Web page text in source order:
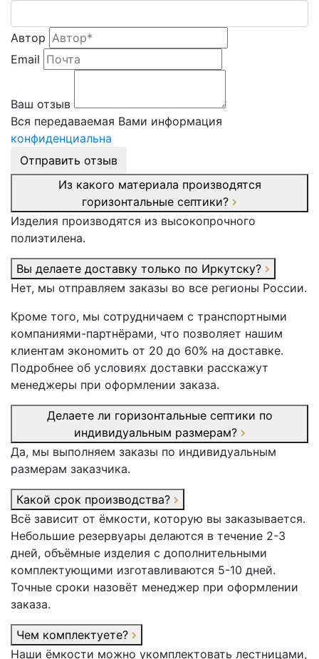
Автор
Email
Ваш отзыв
Вся передаваемая Вами информация
конфиденциальна
Отправить отзыв
Из какого материала производятся
горизонтальные септики?
Изделия производятся из высокопрочного
полиэтилена.
Вы делаете доставку только по Иркутску?
Нет, мы отправляем заказы во все регионы России.
Кроме того, мы сотрудничаем с транспортными
компаниями-партнёрами, что позволяет нашим
клиентам экономить от 20 до 60% на доставке.
Подробнее об условиях доставки расскажут
менеджеры при оформлении заказа.
Делаете ли горизонтальные септики по
индивидуальным размерам?
Да, мы выполняем заказы по индивидуальным
размерам заказчика.
Какой срок производства?
Всё зависит от ёмкости, которую вы заказывается.
Небольшие резервуары делаются в течение 2-3
дней, объёмные изделия с дополнительными
комплектующими изготавливаются 5-10 дней.
Точные сроки назовёт менеджер при оформлении
заказа.
Чем комплектуете?
Наши ёмкости можно укомплектовать лестницами,